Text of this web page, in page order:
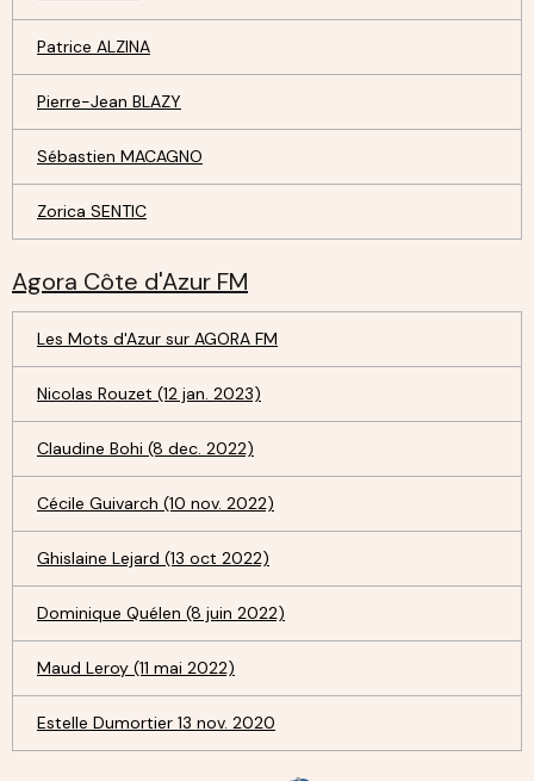
Patrice ALZINA
Pierre-Jean BLAZY
Sébastien MACAGNO
Zorica SENTIC
Agora Côte d'Azur FM
Les Mots d'Azur sur AGORA FM
Nicolas Rouzet (12 jan. 2023)
Claudine Bohi (8 dec. 2022)
Cécile Guivarch (10 nov. 2022)
Ghislaine Lejard (13 oct 2022)
Dominique Quélen (8 juin 2022)
Maud Leroy (11 mai 2022)
Estelle Dumortier 13 nov. 2020